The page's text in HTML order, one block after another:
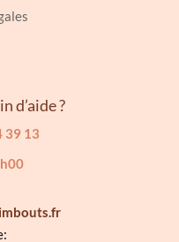
d’aide ?
39 13